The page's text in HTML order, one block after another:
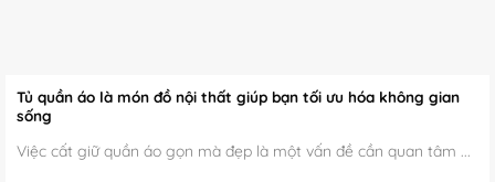
Tủ quần áo là món đồ nội thất giúp bạn tối ưu hóa không gian
sống
Việc cất giữ quần áo gọn mà đẹp là một vấn đề cần quan tâm ...